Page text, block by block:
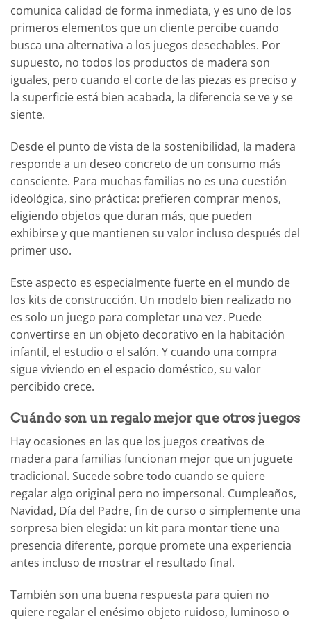
comunica calidad de forma inmediata, y es uno de los
primeros elementos que un cliente percibe cuando
busca una alternativa a los juegos desechables. Por
supuesto, no todos los productos de madera son
iguales, pero cuando el corte de las piezas es preciso y
la superficie está bien acabada, la diferencia se ve y se
siente.
Desde el punto de vista de la sostenibilidad, la madera
responde a un deseo concreto de un consumo más
consciente. Para muchas familias no es una cuestión
ideológica, sino práctica: prefieren comprar menos,
eligiendo objetos que duran más, que pueden
exhibirse y que mantienen su valor incluso después del
primer uso.
Este aspecto es especialmente fuerte en el mundo de
los kits de construcción. Un modelo bien realizado no
es solo un juego para completar una vez. Puede
convertirse en un objeto decorativo en la habitación
infantil, el estudio o el salón. Y cuando una compra
sigue viviendo en el espacio doméstico, su valor
percibido crece.
Cuándo son un regalo mejor que otros juegos
Hay ocasiones en las que los juegos creativos de
madera para familias funcionan mejor que un juguete
tradicional. Sucede sobre todo cuando se quiere
regalar algo original pero no impersonal. Cumpleaños,
Navidad, Día del Padre, fin de curso o simplemente una
sorpresa bien elegida: un kit para montar tiene una
presencia diferente, porque promete una experiencia
antes incluso de mostrar el resultado final.
También son una buena respuesta para quien no
quiere regalar el enésimo objeto ruidoso, luminoso o